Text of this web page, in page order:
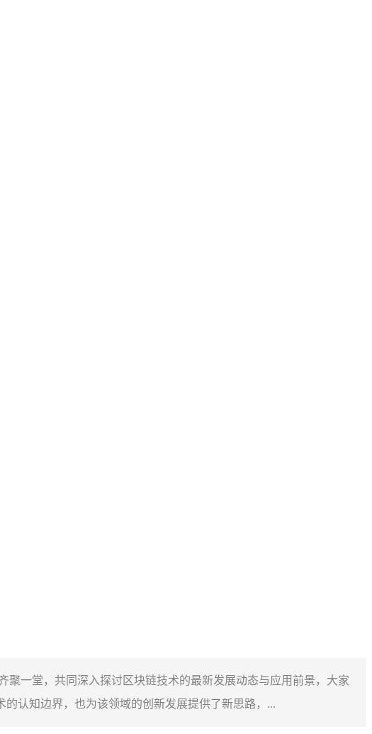
一堂，共同深入探讨区块链技术的最新发展动态与应用前景，大家
认知边界，也为该领域的创新发展提供了新思路，...